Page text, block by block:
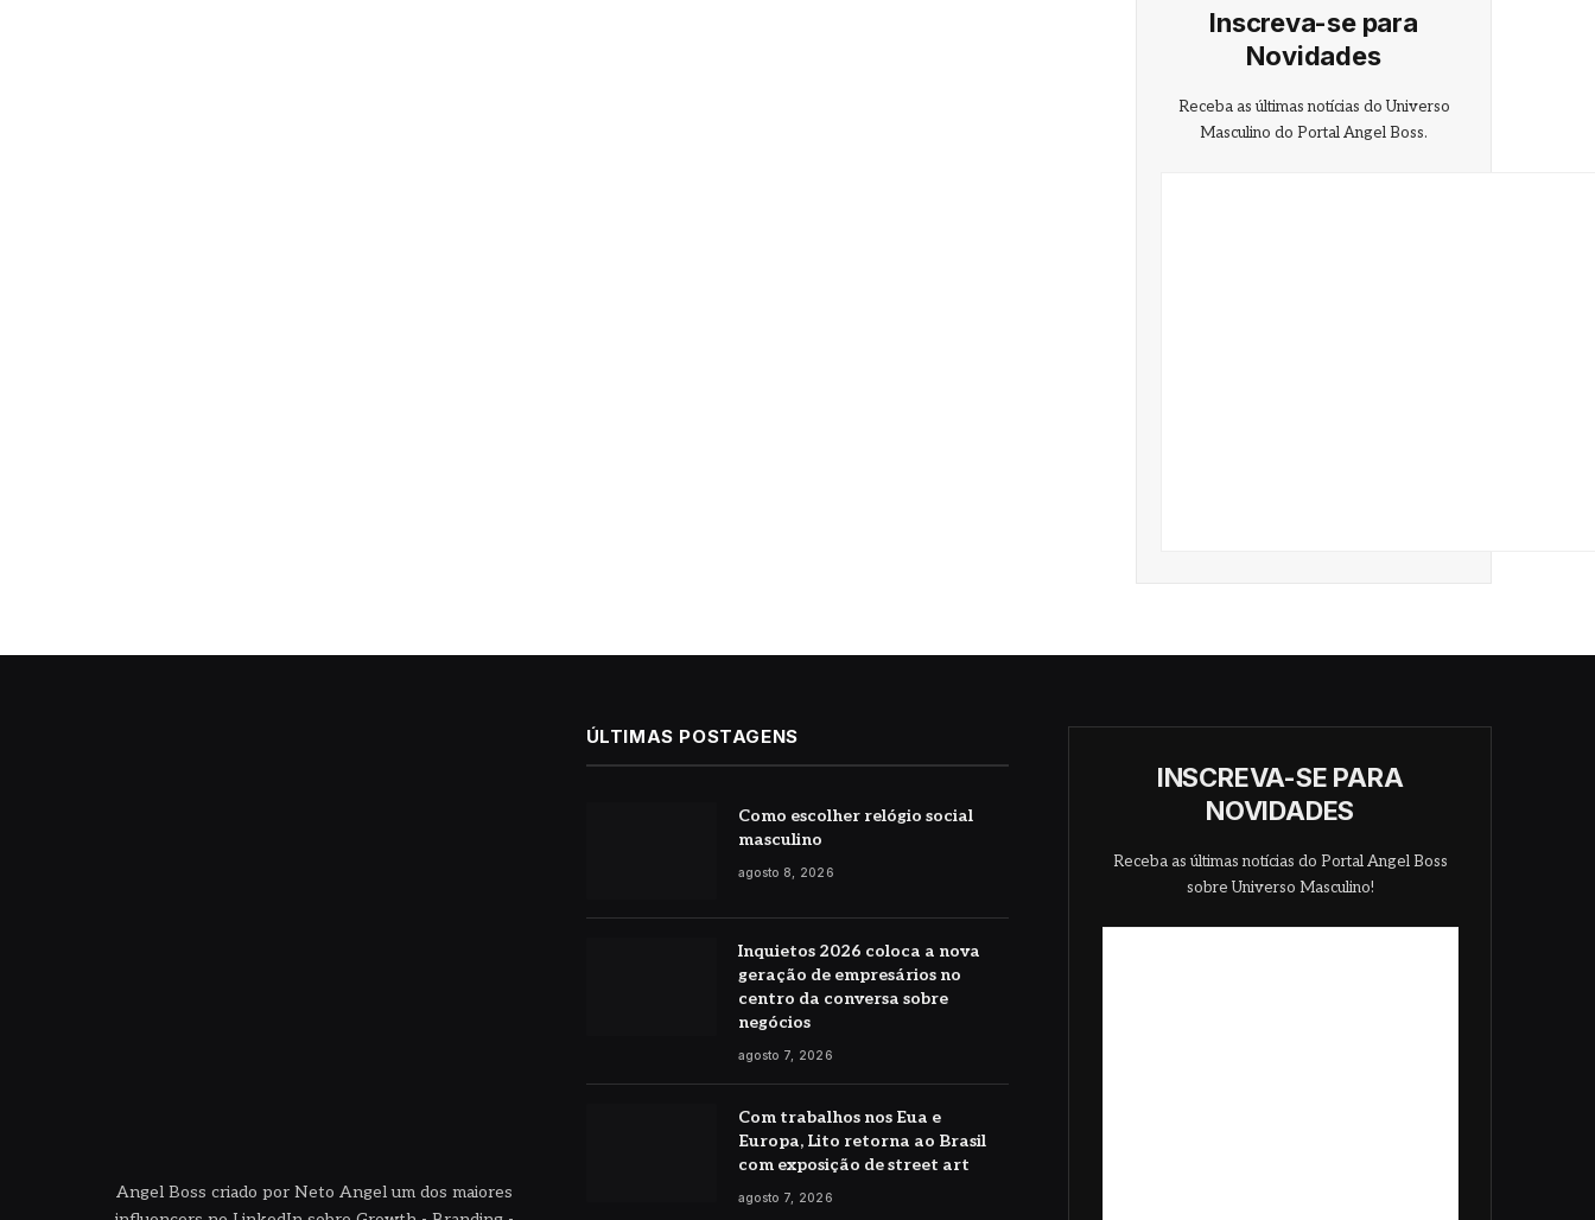
Inscreva-se para
Novidades
Receba as últimas notícias do Universo
Masculino do Portal Angel Boss.
Angel Boss criado por Neto Angel um dos maiores
ÚLTIMAS POSTAGENS
Como escolher relógio social
masculino
agosto 8, 2026
Inquietos 2026 coloca a nova
geração de empresários no
centro da conversa sobre
negócios
agosto 7, 2026
Com trabalhos nos Eua e
Europa, Lito retorna ao Brasil
com exposição de street art
agosto 7, 2026
INSCREVA-SE PARA
NOVIDADES
Receba as últimas notícias do Portal Angel Boss
sobre Universo Masculino!